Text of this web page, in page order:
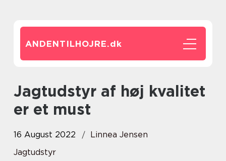
ANDENTILHOJRE.dk
Jagtudstyr af høj kvalitet
er et must
16 August 2022
Linnea Jensen
Jagtudstyr